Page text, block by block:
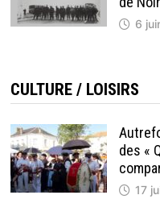
6
CULTURE / LOISIRS
des «
17